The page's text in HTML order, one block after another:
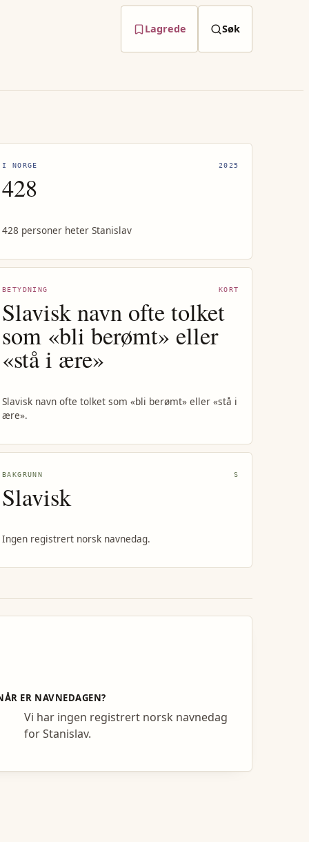
Lagrede Søk
I NORGE 2025
428
428 personer heter Stanislav
BETYDNING KORT
Slavisk navn ofte tolket
som «bli berømt» eller
«stå i ære»
Slavisk navn ofte tolket som «bli berømt» eller «stå i
ære».
BAKGRUNN S
Slavisk
Ingen registrert norsk navnedag.
ER NAVNEDAGEN?
Vi har ingen registrert norsk navnedag
for Stanislav.